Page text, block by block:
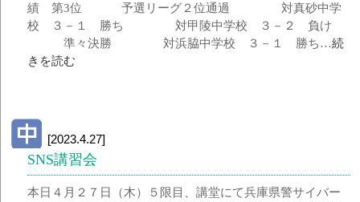
績 第3位 予選リーグ２位通過 対真砂中学
校 ３－１ 勝ち 対甲陵中学校 ３－２ 負け
準々決勝 対浜脇中学校 ３－１ 勝ち…続
きを読む
[2023.4.27]
SNS講習会
本日４月２７日（木）５限目、講堂にて兵庫県警サイバー